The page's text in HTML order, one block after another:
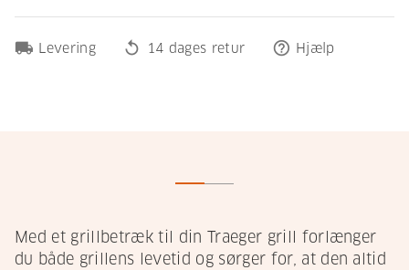
local_shipping Levering replay 14 dages retur help_outline Hjælp
Med et grillbetræk til din Traeger grill forlænger
du både grillens levetid og sørger for, at den altid